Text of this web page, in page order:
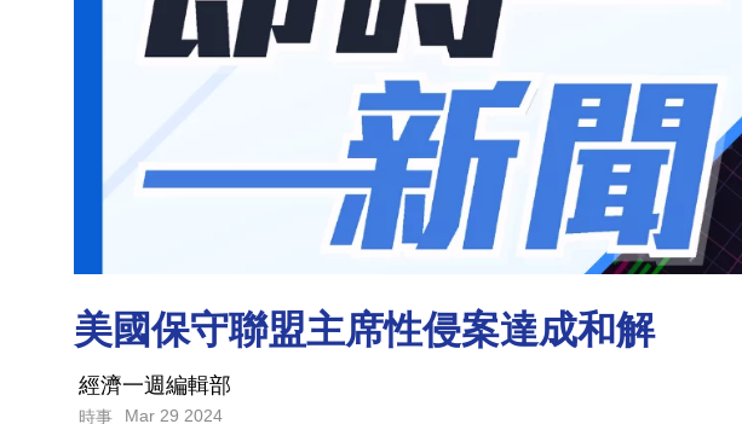
美國保守聯盟主席性侵案達成和解
經濟一週編輯部
時事 Mar 29 2024